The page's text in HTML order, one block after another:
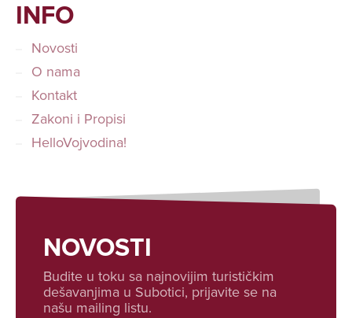
INFO
Novosti
O nama
Kontakt
Zakoni i Propisi
HelloVojvodina!
NOVOSTI
Budite u toku sa najnovijim turističkim
dešavanjima u Subotici, prijavite se na
našu mailing listu.